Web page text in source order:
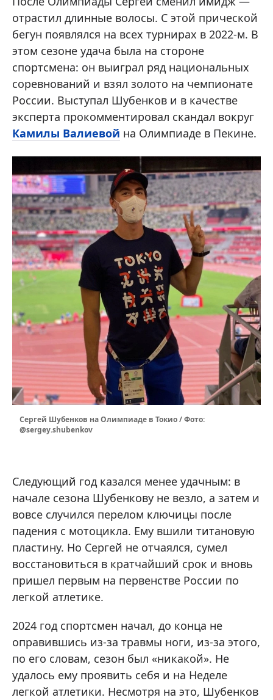
отрастил длинные волосы. С этой прической
бегун появлялся на всех турнирах в 2022-м. В
этом сезоне удача была на стороне
спортсмена: он выиграл ряд национальных
соревнований и взял золото на чемпионате
России. Выступал Шубенков и в качестве
эксперта прокомментировал скандал вокруг
Камилы Валиевой на Олимпиаде в Пекине.
Сергей Шубенков на Олимпиаде в Токио / Фото:
@sergey.shubenkov
Следующий год казался менее удачным: в
начале сезона Шубенкову не везло, а затем и
вовсе случился перелом ключицы после
падения с мотоцикла. Ему вшили титановую
пластину. Но Сергей не отчаялся, сумел
восстановиться в кратчайший срок и вновь
пришел первым на первенстве России по
легкой атлетике.
2024 год спортсмен начал, до конца не
оправившись из-за травмы ноги, из-за этого,
по его словам, сезон был «никакой». Не
удалось ему проявить себя и на Неделе
легкой атлетики. Несмотря на это, Шубенков